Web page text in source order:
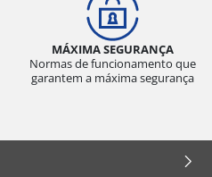
MÁXIMA SEGURANÇA
Normas de funcionamento que
garantem a máxima segurança